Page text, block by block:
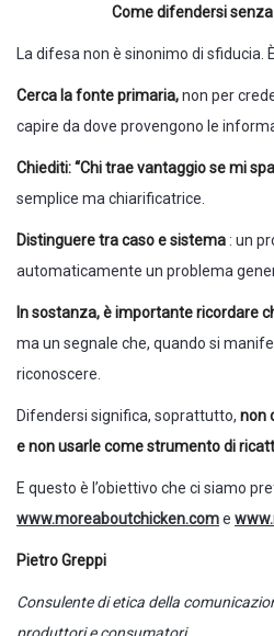
Come difendersi
La difesa non è sinonimo di sfiducia.
Cerca la fonte primaria,non per
capire da dove provengono le
Chiediti: “Chi trae vantaggio se mi
semplice ma chiarificatrice.
Distinguere tra caso e sistema : un
automaticamente un problema
In sostanza, è importante ricordare
ma un segnale che, quando si
riconoscere.
Difendersi significa, soprattutto, non
e non usarle come strumento di
E questo è l’obiettivo che ci siamo
www.moreaboutchicken.come
Pietro Greppi
Consulente di etica della